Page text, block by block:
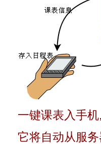
一键课表入手
它将自动从服